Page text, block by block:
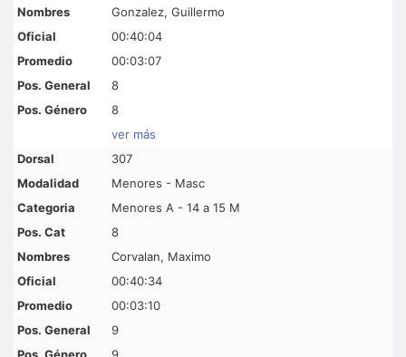
Gonzalez, Guillermo
00:40:04
00:03:07
8
8
ver más
307
Menores - Masc
Menores A - 14 a 15 M
8
Corvalan, Maximo
00:40:34
00:03:10
9
9